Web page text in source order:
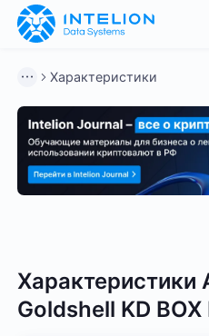
Характеристики
Характеристики
Goldshell KD